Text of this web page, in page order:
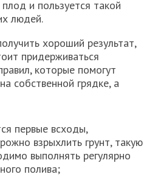
и пользуется такой
людей.
хороший результат,
придерживаться
которые помогут
собственной грядке, а
первые всходы,
взрыхлить грунт, такую
выполнять регулярно
полива;